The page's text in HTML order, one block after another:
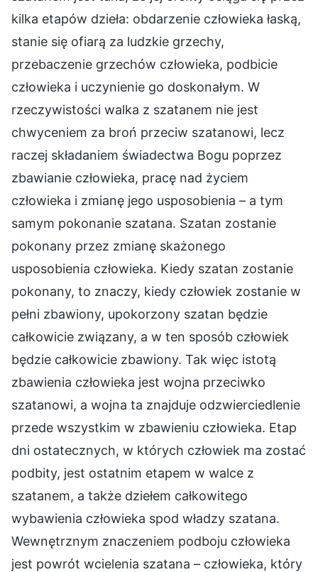
kilka etapów dzieła: obdarzenie człowieka łaską,
stanie się ofiarą za ludzkie grzechy,
przebaczenie grzechów człowieka, podbicie
człowieka i uczynienie go doskonałym. W
rzeczywistości walka z szatanem nie jest
chwyceniem za broń przeciw szatanowi, lecz
raczej składaniem świadectwa Bogu poprzez
zbawianie człowieka, pracę nad życiem
człowieka i zmianę jego usposobienia – a tym
samym pokonanie szatana. Szatan zostanie
pokonany przez zmianę skażonego
usposobienia człowieka. Kiedy szatan zostanie
pokonany, to znaczy, kiedy człowiek zostanie w
pełni zbawiony, upokorzony szatan będzie
całkowicie związany, a w ten sposób człowiek
będzie całkowicie zbawiony. Tak więc istotą
zbawienia człowieka jest wojna przeciwko
szatanowi, a wojna ta znajduje odzwierciedlenie
przede wszystkim w zbawieniu człowieka. Etap
dni ostatecznych, w których człowiek ma zostać
podbity, jest ostatnim etapem w walce z
szatanem, a także dziełem całkowitego
wybawienia człowieka spod władzy szatana.
Wewnętrznym znaczeniem podboju człowieka
jest powrót wcielenia szatana – człowieka, który